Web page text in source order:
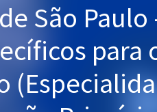
São Paulo
para